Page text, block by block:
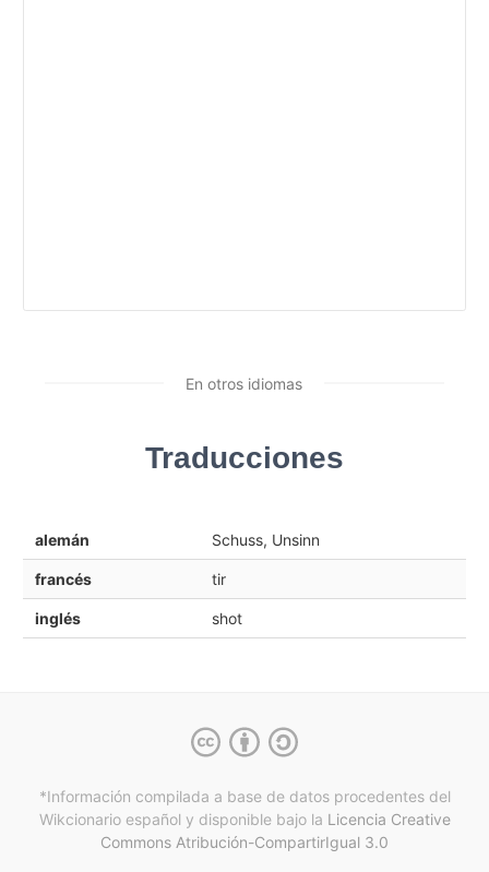
En otros idiomas
Traducciones
alemán Schuss, Unsinn
francés tir
inglés shot
*Información compilada a base de datos procedentes del
Wikcionario español y disponible bajo la Licencia Creative
Commons Atribución-CompartirIgual 3.0